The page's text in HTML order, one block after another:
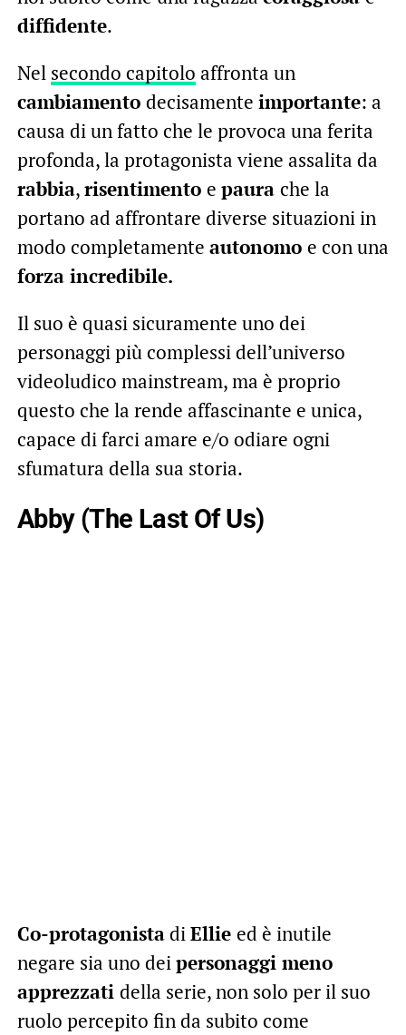
diffidente.
Nel secondo capitolo affronta un
cambiamento decisamente importante: a
causa di un fatto che le provoca una ferita
profonda, la protagonista viene assalita da
rabbia,risentimento e paura che la
portano ad affrontare diverse situazioni in
modo completamente autonomo e con una
forza incredibile.
Il suo è quasi sicuramente uno dei
personaggi più complessi dell’universo
videoludico mainstream, ma è proprio
questo che la rende affascinante e unica,
capace di farci amare e/o odiare ogni
sfumatura della sua storia.
Abby (The Last Of Us)
Co-protagonistadi Ellie ed è inutile
negare sia uno dei personaggi meno
apprezzati della serie, non solo per il suo
ruolo percepito fin da subito come